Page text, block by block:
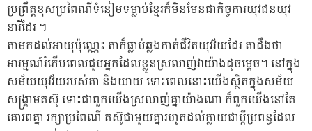
ប្រព្រឹត្តខុសប្រពៃណីទំនៀមទម្លាប់ខ្មែរក៏មិនមែនជាកិច្ចការយុវជនយុវ
នារីដែរ ។
តាមកដល់អាយុប៉ុណ្ណេះ តាក៏ធ្លាប់ឆ្លងកាត់ជីវិតយុវវ័យដែរ តាដឹងថា
អារម្មណ៍រំភើបពេលជួបអ្នកដែលខ្លួនស្រលាញ់វាយ៉ាងដូចម្តេច។ នៅក្នុង
សម័យយុវវ័យរបស់តា និងយាយ ទោះពេលនោះយើងស្ថិតក្នុងសម័យ
សង្គ្រាមតស៊ូ ទោះជាពួកយើងស្រលាញ់គ្នាយ៉ាងណា ក៏ពួកយើងនៅតែ
គោរពគ្នា រក្សាប្រពៃណី តស៊ូជាមួយគ្នារហូតដល់ក្លាយជាប្តីប្រពន្ធដែល